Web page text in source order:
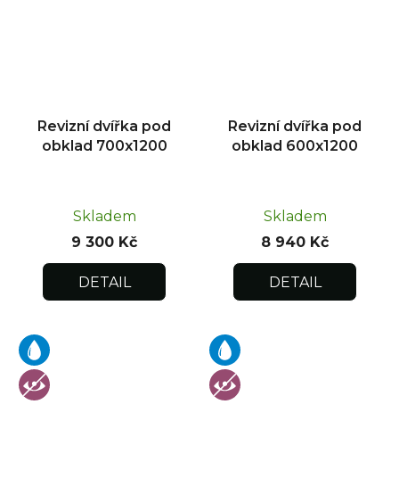
Revizní dvířka pod
obklad 700x1200
Skladem
9 300 Kč
DETAIL
Revizní dvířka pod
obklad 600x1200
Skladem
8 940 Kč
DETAIL